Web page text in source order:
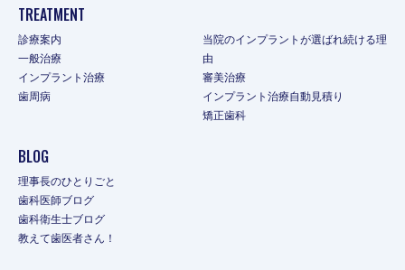
TREATMENT
診療案内
一般治療
インプラント治療
歯周病
当院のインプラントが選ばれ続ける理
由
審美治療
インプラント治療自動見積り
矯正歯科
BLOG
理事長のひとりごと
歯科医師ブログ
歯科衛生士ブログ
教えて歯医者さん！